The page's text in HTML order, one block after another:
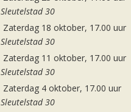
Sleutelstad 30
Zaterdag 18 oktober, 17.00 uur
Sleutelstad 30
Zaterdag 11 oktober, 17.00 uur
Sleutelstad 30
Zaterdag 4 oktober, 17.00 uur
Sleutelstad 30